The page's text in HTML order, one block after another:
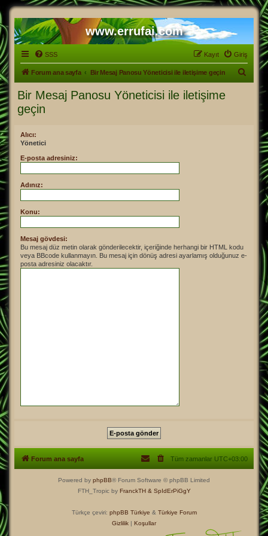
www.errufai.com
SSS Giriş
Kayıt
Forum ana sayfa Bir Mesaj Panosu Yöneticisi ile iletişime geçin
Bir Mesaj Panosu Yöneticisi ile iletişime
geçin
Alıcı:
Yönetici
E-posta adresiniz:
Adınız:
Konu:
Mesaj gövdesi:
Bu mesaj düz metin olarak gönderilecektir, içeriğinde herhangi bir HTML kodu
veya BBcode kullanmayın. Bu mesaj için dönüş adresi ayarlamış olduğunuz e-
posta adresiniz olacaktır.
Forum ana sayfa Tüm zamanlar UTC+03:00
Powered by phpBB® Forum Software © phpBB Limited
FTH_Tropic by FranckTH & SpIdErPiGgY
Türkçe çeviri: phpBB Türkiye & Türkiye Forum
Gizlilik | Koşullar